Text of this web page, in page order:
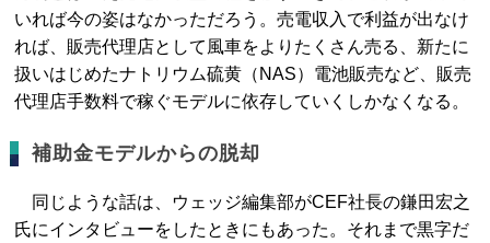
いれば今の姿はなかっただろう。売電収入で利益が出なけ
れば、販売代理店として風車をよりたくさん売る、新たに
扱いはじめたナトリウム硫黄（NAS）電池販売など、販売
代理店手数料で稼ぐモデルに依存していくしかなくなる。
補助金モデルからの脱却
同じような話は、ウェッジ編集部がCEF社長の鎌田宏之
氏にインタビューをしたときにもあった。それまで黒字だ